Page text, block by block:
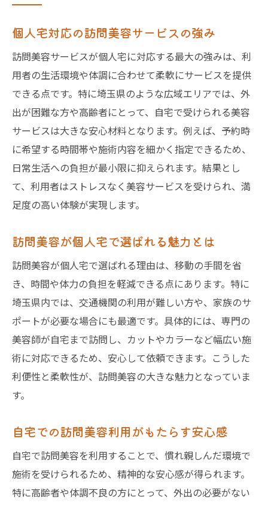
個人宅対応の訪問美容サービスの強み
訪問美容サービスが個人宅に対応する最大の強みは、利
用者の生活環境や体調に合わせて柔軟にサービスを提供
できる点です。特に埼玉県のような広域エリアでは、外
出が困難な方や高齢者にとって、自宅で受けられる美容
サービスは大きな安心材料となります。例えば、予約時
に希望する時間帯や施術内容を細かく指定できるため、
日常生活への負担が最小限に抑えられます。結果とし
て、利用者はストレスなく美容サービスを受けられ、満
足度の高い体験が実現します。
訪問美容が個人宅で選ばれる魅力とは
訪問美容が個人宅で選ばれる理由は、移動の手間を省
き、時間や体力の負担を軽減できる点にあります。特に
埼玉県内では、交通機関の利用が難しい方や、家族のサ
ポートが必要な場合にも最適です。具体的には、専門の
美容師が自宅まで訪問し、カットやカラーなど幅広い施
術に対応できるため、安心して依頼できます。こうした
利便性と柔軟性が、訪問美容の大きな魅力となっていま
す。
自宅での訪問美容利用がもたらす安心感
自宅で訪問美容を利用することで、慣れ親しんだ環境で
施術を受けられるため、精神的な安心感が得られます。
特に高齢者や体調不良の方にとって、外出の必要がない